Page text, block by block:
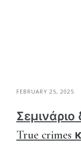
FEBRUARY 25, 2025
Σεμινάριο
True